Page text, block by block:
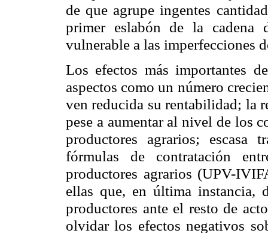
de que agrupe ingentes
primer eslabón de la cadena
vulnerable a las imperfecciones
Los efectos más importantes
aspectos como un número
ven reducida su rentabilidad; la
pese a aumentar al nivel de los
productores agrarios; escasa
fórmulas de contratación
productores agrarios (UPV-
ellas que, en última instancia,
productores ante el resto de
olvidar los efectos negativos